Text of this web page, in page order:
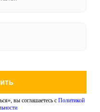
вы соглашаетесь с Политикой